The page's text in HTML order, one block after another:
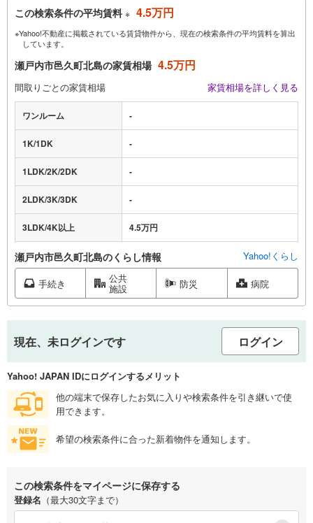
この検索条件の平均賃料 ※ 4.5万円
※Yahoo!不動産に掲載されている賃貸物件から、現在の検索条件の平均賃料を算出
しています。
瀬戸内市邑久町北島の家賃相場 4.5万円
間取りごとの家賃相場 家賃相場を詳しく見る
ワンルーム -
1K/1DK -
1LDK/2K/2DK -
2LDK/3K/3DK -
3LDK/4K以上 4.5万円
瀬戸内市邑久町北島のくらし情報 Yahoo!くらし
手続き 公共
施設 防災 病院
現在、未ログインです ログイン
Yahoo! JAPAN IDにログインするメリット
他の端末で保存したお気に入りや検索条件を引き継いで使
用できます。
希望の検索条件に合った新着物件を通知します。
この検索条件をマイページに保存する
登録名 （最大30文字まで）